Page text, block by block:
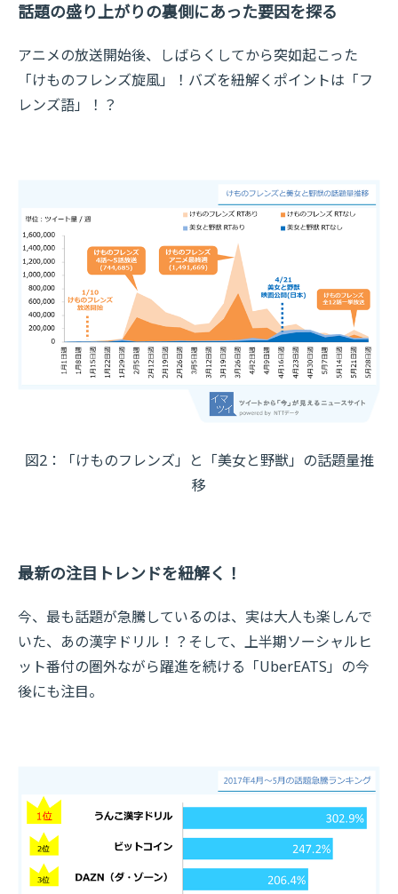
話題の盛り上がりの裏側にあった要因を探る
アニメの放送開始後、しばらくしてから突如起こった
「けものフレンズ旋風」！バズを紐解くポイントは「フ
レンズ語」！？
図2：「けものフレンズ」と「美女と野獣」の話題量推
移
最新の注目トレンドを紐解く！
今、最も話題が急騰しているのは、実は大人も楽しんで
いた、あの漢字ドリル！？そして、上半期ソーシャルヒ
ット番付の圏外ながら躍進を続ける「UberEATS」の今
後にも注目。